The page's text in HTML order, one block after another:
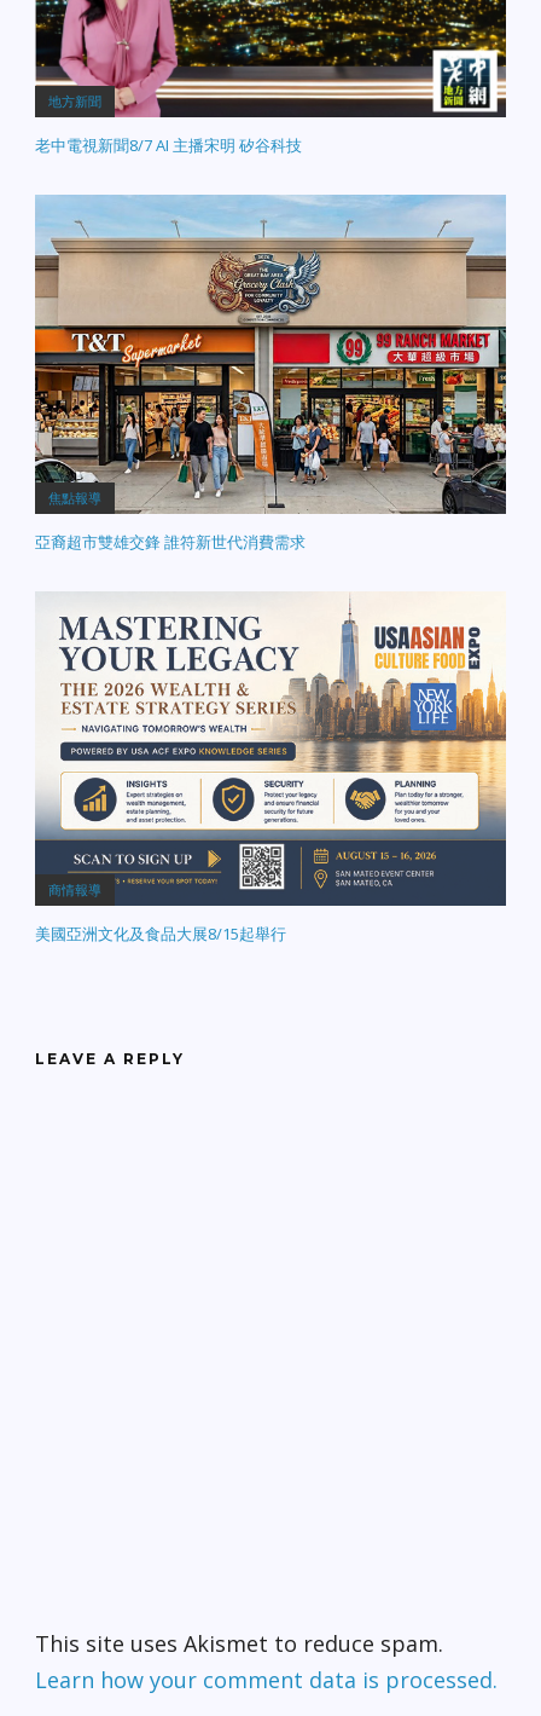
地方新聞
老中電視新聞8/7 AI 主播宋明 矽谷科技
焦點報導
亞裔超市雙雄交鋒 誰符新世代消費需求
商情報導
美國亞洲文化及食品大展8/15起舉行
LEAVE A REPLY
This site uses Akismet to reduce spam.
Learn how your comment data is processed.